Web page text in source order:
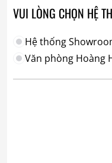
VUI LÒNG CHỌN HỆ
Hệ thống
Văn phòng Hoàng